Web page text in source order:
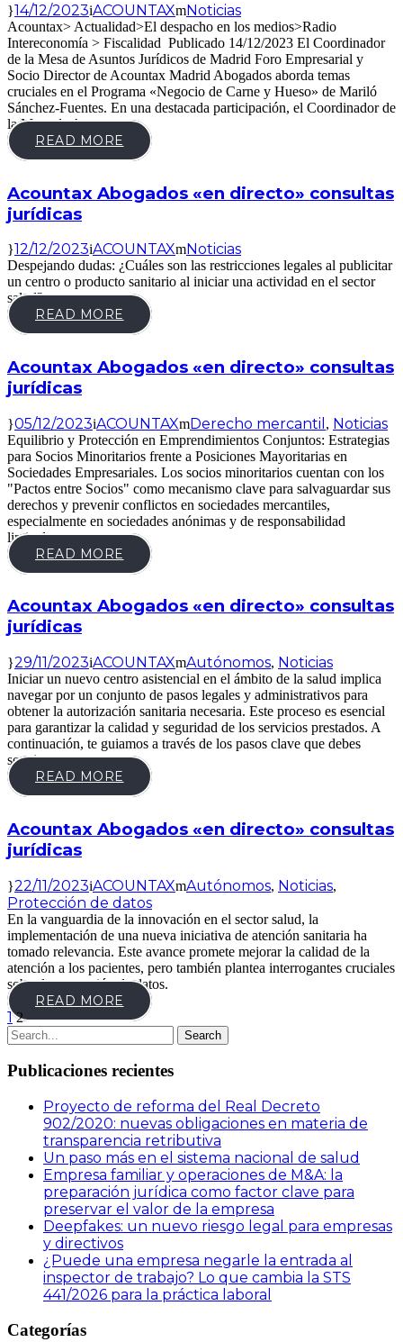
14/12/2023 ACOUNTAX Noticias
Acountax> Actualidad>El despacho en los medios>Radio
Intereconomía > Fiscalidad Publicado 14/12/2023 El Coordinador
de la Mesa de Asuntos Jurídicos de Madrid Foro Empresarial y
Socio Director de Acountax Madrid Abogados aborda temas
cruciales en el Programa «Negocio de Carne y Hueso» de Mariló
Sánchez-Fuentes. En una destacada participación, el Coordinador de
la Mesa de Asuntos...
READ MORE
Acountax Abogados «en directo» consultas
jurídicas
12/12/2023 ACOUNTAX Noticias
Despejando dudas: ¿Cuáles son las restricciones legales al publicitar
un centro o producto sanitario al iniciar una actividad en el sector
salud?
READ MORE
Acountax Abogados «en directo» consultas
jurídicas
05/12/2023 ACOUNTAX Derecho mercantil , Noticias
Equilibrio y Protección en Emprendimientos Conjuntos: Estrategias
para Socios Minoritarios frente a Posiciones Mayoritarias en
Sociedades Empresariales. Los socios minoritarios cuentan con los
"Pactos entre Socios" como mecanismo clave para salvaguardar sus
derechos y prevenir conflictos en sociedades mercantiles,
especialmente en sociedades anónimas y de responsabilidad
limitada.
READ MORE
Acountax Abogados «en directo» consultas
jurídicas
29/11/2023 ACOUNTAX Autónomos, Noticias
Iniciar un nuevo centro asistencial en el ámbito de la salud implica
navegar por un conjunto de pasos legales y administrativos para
obtener la autorización sanitaria necesaria. Este proceso es esencial
para garantizar la calidad y seguridad de los servicios prestados. A
continuación, te guiamos a través de los pasos clave que debes
seguir para...
READ MORE
Acountax Abogados «en directo» consultas
jurídicas
22/11/2023 ACOUNTAX Autónomos, Noticias,
Protección de datos
En la vanguardia de la innovación en el sector salud, la
implementación de una nueva iniciativa de atención sanitaria ha
tomado relevancia. Este avance promete mejorar la calidad de la
atención a los pacientes, pero también plantea interrogantes cruciales
sobre la protección de datos.
READ MORE
1 2
Publicaciones recientes
Proyecto de reforma del Real Decreto
902/2020: nuevas obligaciones en materia de
transparencia retributiva
Un paso más en el sistema nacional de salud
Empresa familiar y operaciones de M&A: la
preparación jurídica como factor clave para
preservar el valor de la empresa
Deepfakes: un nuevo riesgo legal para empresas
y directivos
¿Puede una empresa negarle la entrada al
inspector de trabajo? Lo que cambia la STS
441/2026 para la práctica laboral
Categorías